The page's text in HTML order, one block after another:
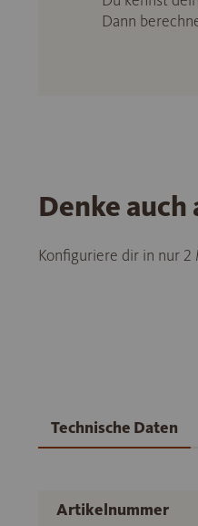
Dann
Denke auch
Konfiguriere dir in nur 2
Technische Daten
Artikelnummer